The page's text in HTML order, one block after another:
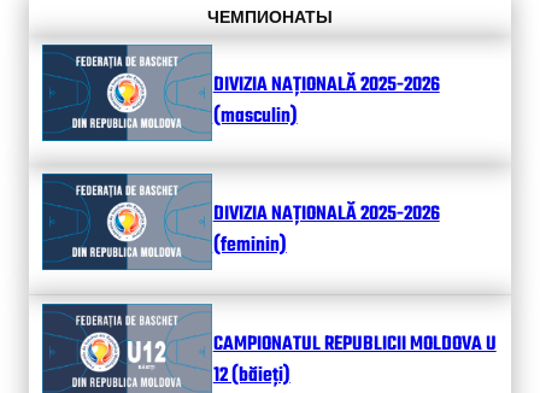
ЧЕМПИОНАТЫ
DIVIZIA NAȚIONALĂ 2025-2026
(masculin)
DIVIZIA NAȚIONALĂ 2025-2026
(feminin)
CAMPIONATUL REPUBLICII MOLDOVA U
12 (băieți)